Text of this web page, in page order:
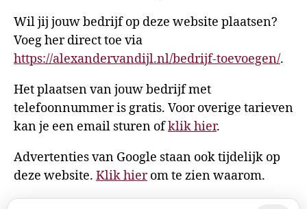
Wil jij jouw bedrijf op deze website plaatsen?
Voeg her direct toe via
https://alexandervandijl.nl/bedrijf-toevoegen/.
Het plaatsen van jouw bedrijf met
telefoonnummer is gratis. Voor overige tarieven
kan je een email sturen ofklik hier.
Advertenties van Google staan ook tijdelijk op
deze website. Klik hierom te zien waarom.